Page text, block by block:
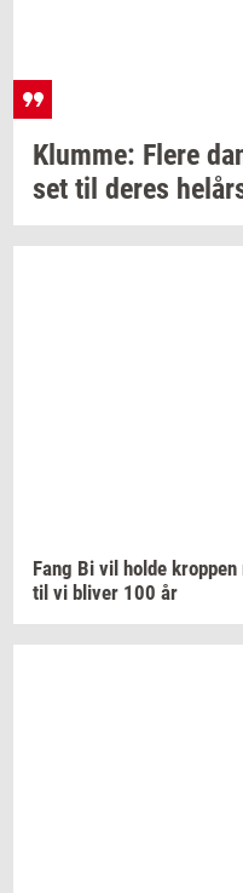
Klum­me: Flere
set til deres
Fang Bi vil holde krop­pen
til vi bli­ver 100 år